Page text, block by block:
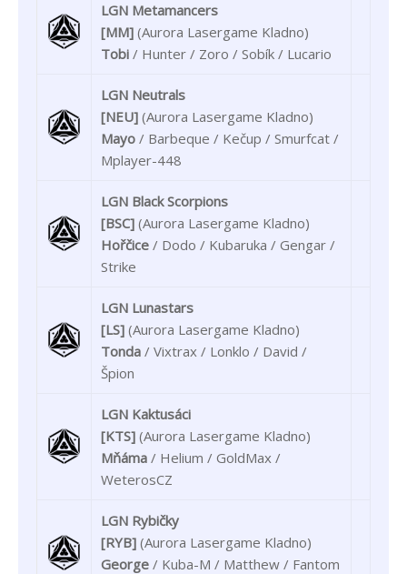
LGN Metamancers
[MM] (Aurora Lasergame Kladno)
Tobi / Hunter / Zoro / Sobík / Lucario
LGN Neutrals
[NEU] (Aurora Lasergame Kladno)
Mayo / Barbeque / Kečup / Smurfcat /
Mplayer-448
LGN Black Scorpions
[BSC] (Aurora Lasergame Kladno)
Hořčice / Dodo / Kubaruka / Gengar /
Strike
LGN Lunastars
[LS] (Aurora Lasergame Kladno)
Tonda / Vixtrax / Lonklo / David /
Špion
LGN Kaktusáci
[KTS] (Aurora Lasergame Kladno)
Mňáma / Helium / GoldMax /
WeterosCZ
LGN Rybičky
[RYB] (Aurora Lasergame Kladno)
George / Kuba-M / Matthew / Fantom